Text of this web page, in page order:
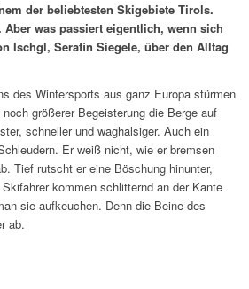
der beliebtesten Skigebiete Tirols.
was passiert eigentlich, wenn sich
Ischgl, Serafin Siegele, über den Alltag
des Wintersports aus ganz Europa stürmen
größerer Begeisterung die Berge auf
schneller und waghalsiger. Auch ein
Er weiß nicht, wie er bremsen
Tief rutscht er eine Böschung hinunter,
kommen schlitternd an der Kante
sie aufkeuchen. Denn die Beine des
ab.